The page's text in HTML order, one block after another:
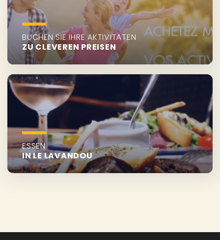
BUCHEN SIE IHRE AKTIVITÄTEN
ZU CLEVEREN PREISEN
ESSEN
IN LE LAVANDOU